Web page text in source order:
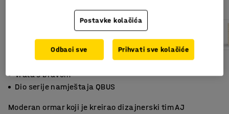
Idealno za spremanje osobnih predmeta
Vrata s bravom
Dio serije namještaja QBUS
Moderan ormar koji je kreirao dizajnerski tim AJ
Postavke kolačića
Odbaci sve Prihvati sve kolačiće